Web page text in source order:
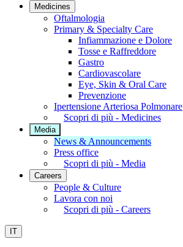
Medicines
Oftalmologia
Primary & Specialty Care
Infiammazione e Dolore
Tosse e Raffreddore
Gastro
Cardiovascolare
Eye, Skin & Oral Care
Prevenzione
Ipertensione Arteriosa Polmonare
Scopri di più - Medicines
Media
News & Announcements
Press office
Scopri di più - Media
Careers
People & Culture
Lavora con noi
Scopri di più - Careers
IT